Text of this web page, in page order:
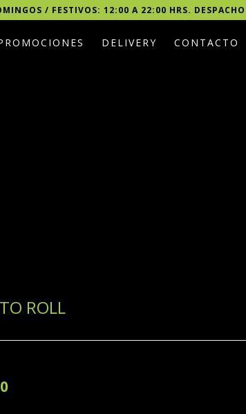
/ FESTIVOS: 12:00 A 22:00 HRS.
DELIVERY CONTACTO
ROLL